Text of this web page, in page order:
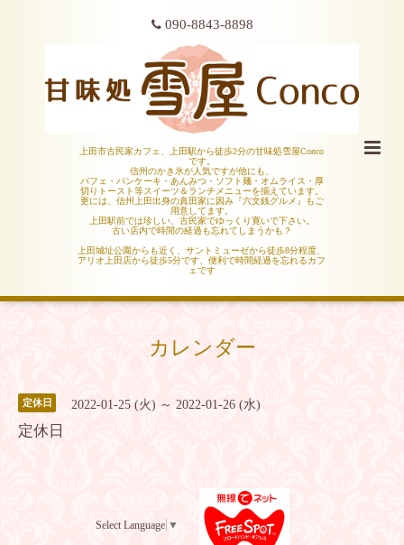
090-8843-8898
上田市古民家カフェ、上田駅から徒歩2分の甘味処雪屋Conco
です。
信州のかき氷が人気ですが他にも、
パフェ・パンケーキ・あんみつ・ソフト麺・オムライス・厚
切りトースト等スイーツ＆ランチメニューを揃えています。
更には、信州上田出身の真田家に因み『六文銭グルメ』もご
用意してます。
上田駅前では珍しい、古民家でゆっくり寛いで下さい。
古い店内で時間の経過も忘れてしまうかも？
上田城址公園からも近く、サントミューゼから徒歩8分程度、
アリオ上田店から徒歩5分です、便利で時間経過を忘れるカフ
ェです
カレンダー
定休日 2022-01-25 (火) ～ 2022-01-26 (水)
定休日
Select Language ▼